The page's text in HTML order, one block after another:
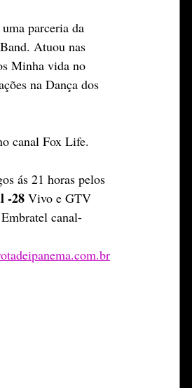
parceria da
Atuou nas
Minha vida no
na Dança dos
canal Fox Life.
ás 21 horas pelos
-28 Vivo e GTV
canal-